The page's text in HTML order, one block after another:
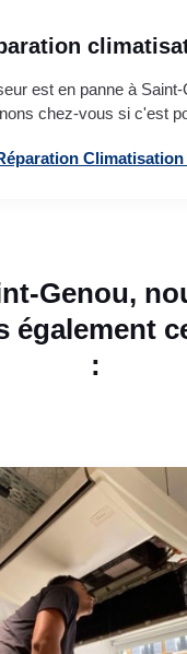
est en panne à
chez-vous si c'est
Climatisation
Genou,
également
: